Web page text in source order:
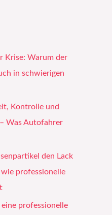
Krise: Warum der
in schwierigen
Kontrolle und
Was Autofahrer
den Lack
professionelle
eine professionelle